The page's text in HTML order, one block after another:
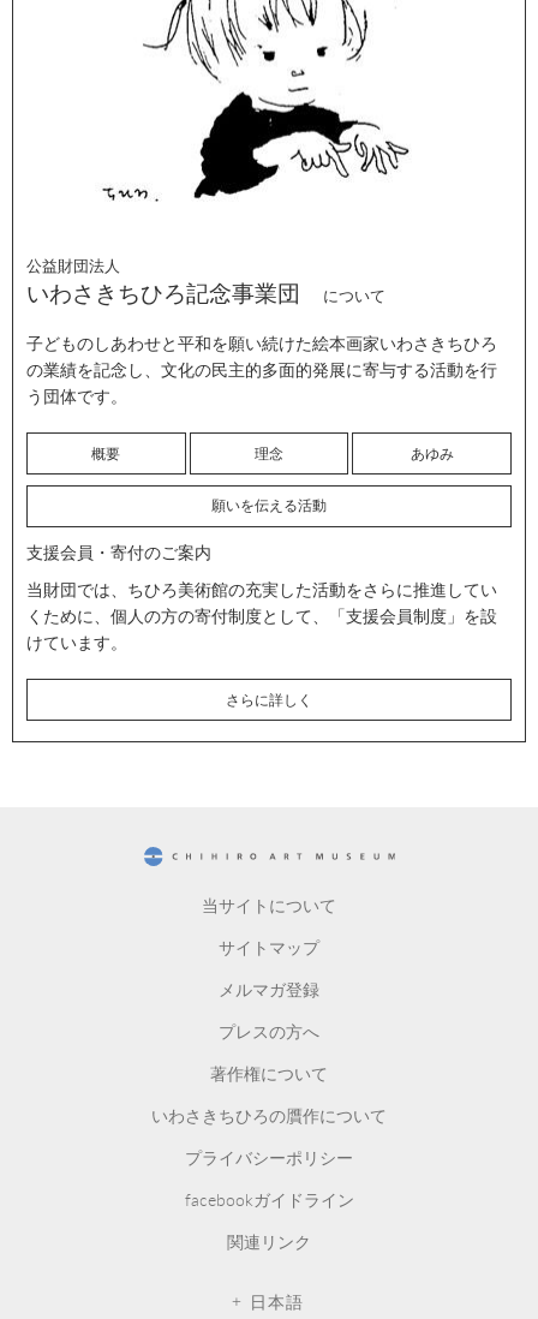
公益財団法人
いわさきちひろ記念事業団 について
子どものしあわせと平和を願い続けた絵本画家いわさきちひろ
の業績を記念し、文化の民主的多面的発展に寄与する活動を行
う団体です。
概要 理念 あゆみ
願いを伝える活動
支援会員・寄付のご案内
当財団では、ちひろ美術館の充実した活動をさらに推進してい
くために、個人の方の寄付制度として、「支援会員制度」を設
けています。
さらに詳しく
当サイトについて
サイトマップ
メルマガ登録
プレスの方へ
著作権について
いわさきちひろの贋作について
プライバシーポリシー
facebookガイドライン
関連リンク
日本語